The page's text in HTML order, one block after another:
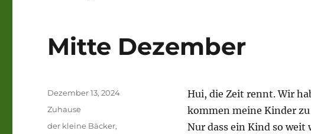
Mitte Dezember
Hui, die Zeit rennt. Wir
kommen meine Kinder
Nur dass ein Kind so weit
Veröffentlicht
am
Dezember 13, 2024
Kategorien
Zuhause
Schlagwörter
der kleine Bäcker,